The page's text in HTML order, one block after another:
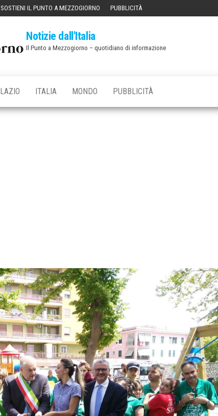
SOSTIENI IL PUNTO A MEZZOGIORNO PUBBLICITÀ
Notizie dall'Italia
Il Punto a Mezzogiorno – quotidiano di informazione
LAZIO ITALIA MONDO PUBBLICITÀ